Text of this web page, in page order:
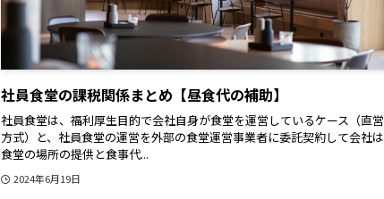
社員食堂の課税関係まとめ【昼食代の補助】
社員食堂は、福利厚生目的で会社自身が食堂を運営しているケース（直営
方式）と、社員食堂の運営を外部の食堂運営事業者に委託契約して会社は
食堂の場所の提供と食事代...
2024年6月19日